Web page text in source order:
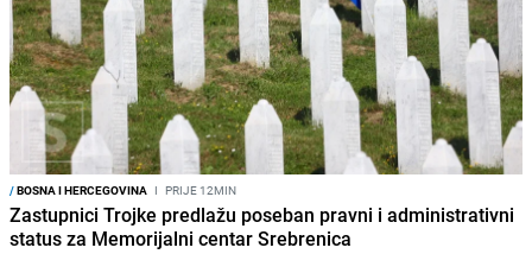
/BOSNA I HERCEGOVINA I PRIJE 12MIN
Zastupnici Trojke predlažu poseban pravni i administrativni
status za Memorijalni centar Srebrenica